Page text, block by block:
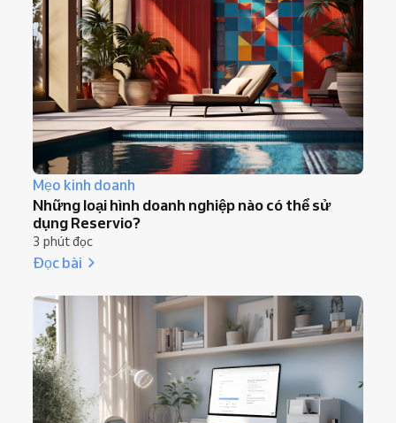
Mẹo kinh doanh
Những loại hình doanh nghiệp nào có thể sử
dụng Reservio?
3 phút đọc
Đọc bài